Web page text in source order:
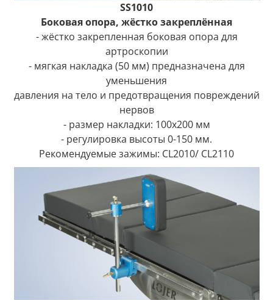
SS1010
Боковая опора, жёстко закреплённая
- жёстко закрепленная боковая опора для
артроскопии
- мягкая накладка (50 мм) предназначена для
уменьшения
давления на тело и предотвращения повреждений
нервов
- размер накладки: 100x200 мм
- регулировка высоты 0-150 мм.
Рекомендуемые зажимы: CL2010/ CL2110